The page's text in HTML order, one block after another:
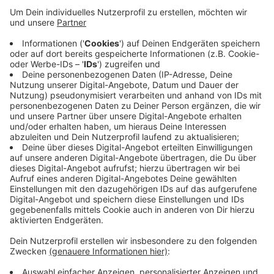
Veröffentlicht:Montag, 30.05.2022 06:44
Anzeige
Er stürzte und wurde an einem Bein verletzt und kam
ins Krankenhaus. Dort wurde ein Alkoholtest gemacht
– er ergab einen Wert von über 1,1 Promille. Das
bedeute absolute Fahruntüchtigkeit, heißt es von der
Polizei. Der Führerschein wurde eingezogen und eine
entsprechende Anzeige gefertigt.
Anzeige